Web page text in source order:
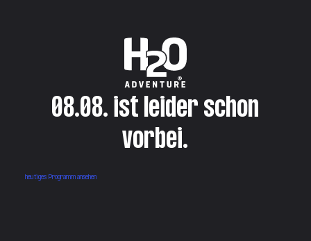
08.08. ist leider schon
vorbei.
heutiges Programm ansehen